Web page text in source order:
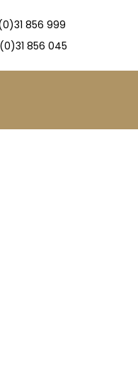
856 999
856 045